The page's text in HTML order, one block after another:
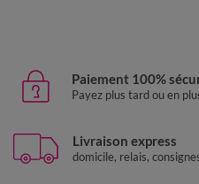
Paiement 100%
Payez plus tard ou en
Livraison express
domicile, relais,